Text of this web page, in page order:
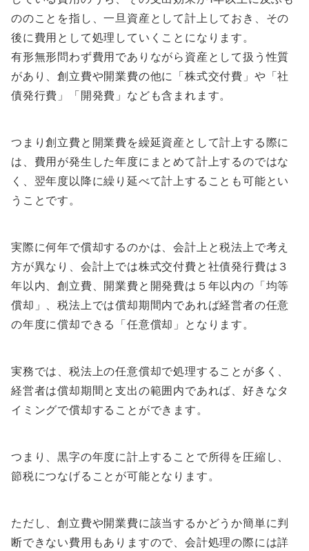
ののことを指し、一旦資産として計上しておき、その
後に費用として処理していくことになります。
有形無形問わず費用でありながら資産として扱う性質
があり、創立費や開業費の他に「株式交付費」や「社
債発行費」「開発費」なども含まれます。
つまり創立費と開業費を繰延資産として計上する際に
は、費用が発生した年度にまとめて計上するのではな
く、翌年度以降に繰り延べて計上することも可能とい
うことです。
実際に何年で償却するのかは、会計上と税法上で考え
方が異なり、会計上では株式交付費と社債発行費は３
年以内、創立費、開業費と開発費は５年以内の「均等
償却」、税法上では償却期間内であれば経営者の任意
の年度に償却できる「任意償却」となります。
実務では、税法上の任意償却で処理することが多く、
経営者は償却期間と支出の範囲内であれば、好きなタ
イミングで償却することができます。
つまり、黒字の年度に計上することで所得を圧縮し、
節税につなげることが可能となります。
ただし、創立費や開業費に該当するかどうか簡単に判
断できない費用もありますので、会計処理の際には詳